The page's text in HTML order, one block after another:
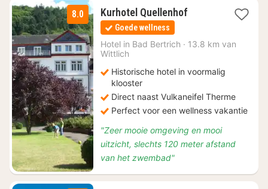
8.0 Kurhotel Quellenhof2
€
Goede wellness
Hotel in Bad Bertrich · 13.8 km van
Wittlich
Historische hotel in voormalig
klooster
Direct naast Vulkaneifel Therme
Perfect voor een wellness vakantie
"Zeer mooie omgeving en mooi
uitzicht, slechts 120 meter afstand
van het zwembad"